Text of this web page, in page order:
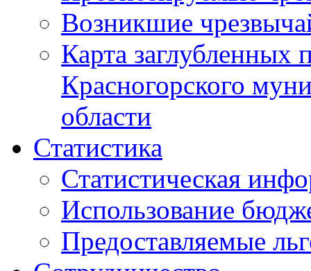
Возникшие
Карта
Красногорского
области
Статистика
Статистическая
Использование
Предоставляемые